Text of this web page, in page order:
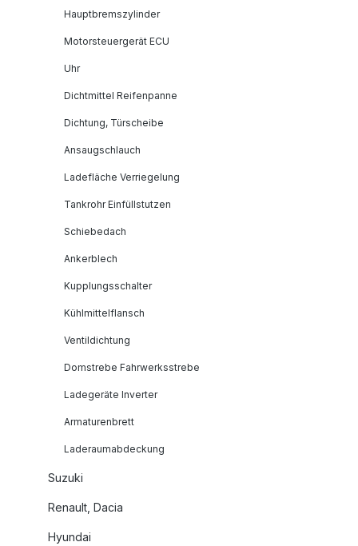
Hauptbremszylinder
Motorsteuergerät ECU
Uhr
Dichtmittel Reifenpanne
Dichtung, Türscheibe
Ansaugschlauch
Ladefläche Verriegelung
Tankrohr Einfüllstutzen
Schiebedach
Ankerblech
Kupplungsschalter
Kühlmittelflansch
Ventildichtung
Domstrebe Fahrwerksstrebe
Ladegeräte Inverter
Armaturenbrett
Laderaumabdeckung
Suzuki
Renault, Dacia
Hyundai